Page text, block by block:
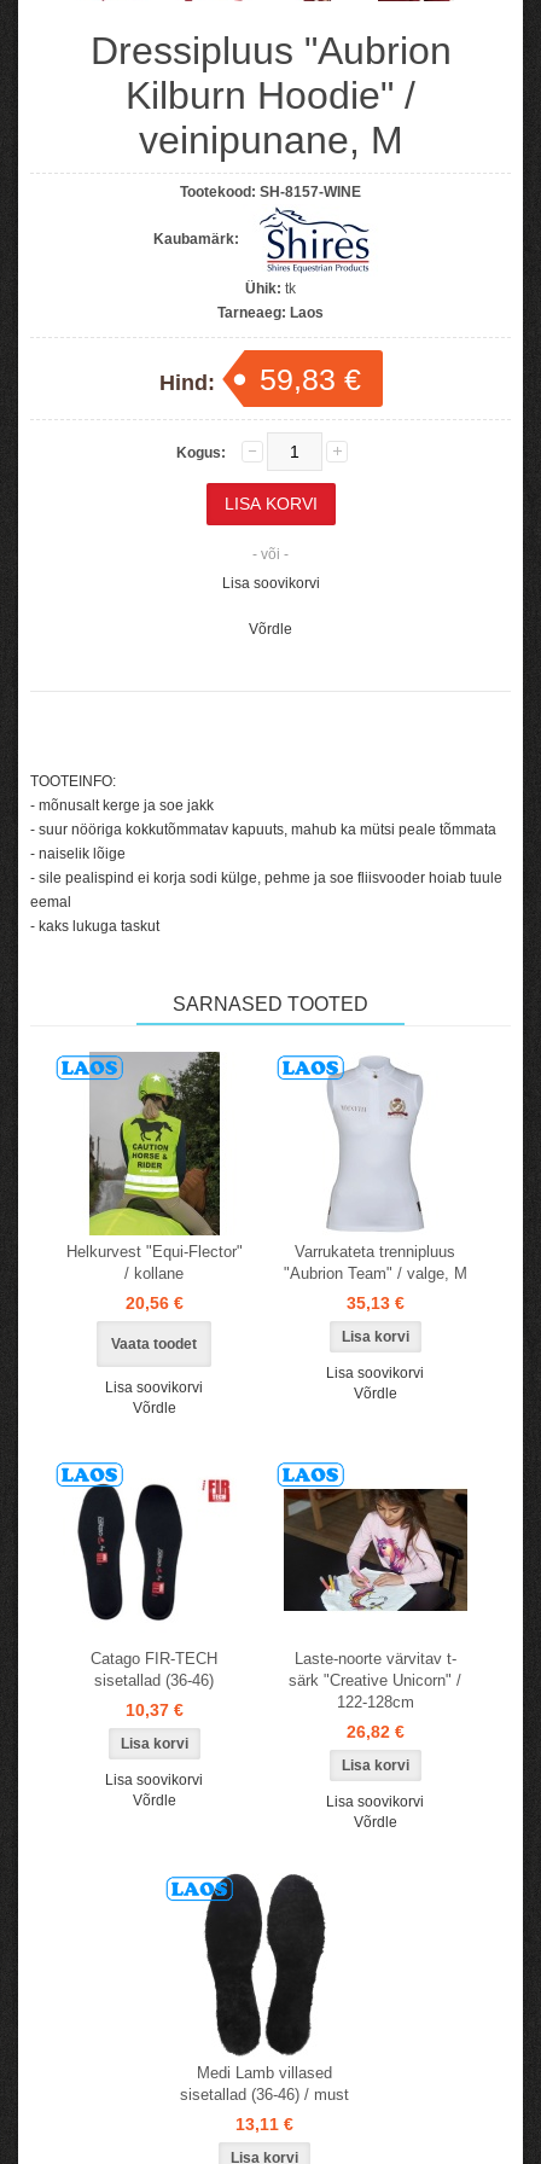
Dressipluus "Aubrion
Kilburn Hoodie" /
veinipunane, M
Tootekood: SH-8157-WINE
Kaubamärk:
Ühik: tk
Tarneaeg: Laos
Hind: 59,83 €
Kogus:
- või -
Lisa soovikorvi
Võrdle
TOOTEINFO:
- mõnusalt kerge ja soe jakk
- suur nööriga kokkutõmmatav kapuuts, mahub ka mütsi peale tõmmata
- naiselik lõige
- sile pealispind ei korja sodi külge, pehme ja soe fliisvooder hoiab tuule
eemal
- kaks lukuga taskut
SARNASED TOOTED
Helkurvest "Equi-Flector"
/ kollane
20,56 €
Vaata toodet
Lisa soovikorvi
Võrdle
Varrukateta trennipluus
"Aubrion Team" / valge, M
35,13 €
Lisa soovikorvi
Võrdle
Catago FIR-TECH
sisetallad (36-46)
10,37 €
Lisa soovikorvi
Võrdle
Laste-noorte värvitav t-
särk "Creative Unicorn" /
122-128cm
26,82 €
Lisa soovikorvi
Võrdle
Medi Lamb villased
sisetallad (36-46) / must
13,11 €